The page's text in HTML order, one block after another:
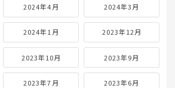
2024年4月 2024年3月
2024年1月 2023年12月
2023年10月 2023年9月
2023年7月 2023年6月